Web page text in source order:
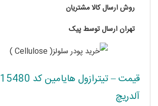
روش ارسال کالا مشتریان
تهران ارسال توسط پیک
آلدریچ